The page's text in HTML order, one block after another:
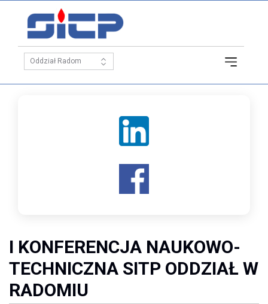
I KONFERENCJA NAUKOWO-
TECHNICZNA SITP ODDZIAŁ W
RADOMIU